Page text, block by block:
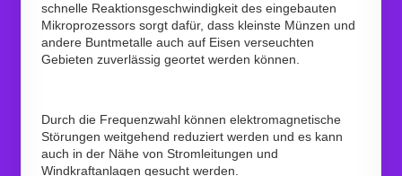
schnelle Reaktionsgeschwindigkeit des eingebauten
Mikroprozessors sorgt dafür, dass kleinste Münzen und
andere Buntmetalle auch auf Eisen verseuchten
Gebieten zuverlässig geortet werden können.
Durch die Frequenzwahl können elektromagnetische
Störungen weitgehend reduziert werden und es kann
auch in der Nähe von Stromleitungen und
Windkraftanlagen gesucht werden.